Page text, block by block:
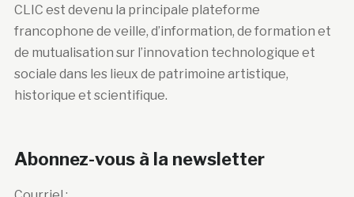
CLIC est devenu la principale plateforme
francophone de veille, d’information, de formation et
de mutualisation sur l’innovation technologique et
sociale dans les lieux de patrimoine artistique,
historique et scientifique.
Abonnez-vous à la newsletter